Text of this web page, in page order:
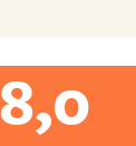
8,0